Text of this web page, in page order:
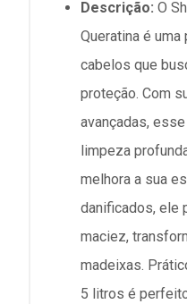
Descrição: O
Queratina é
cabelos que
proteção. Com
avançadas,
limpeza
melhora a sua
danificados, ele
maciez,
madeixas.
5 litros é